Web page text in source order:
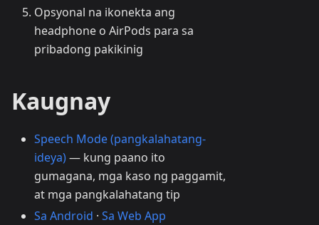
Opsyonal na ikonekta ang
headphone o AirPods para sa
pribadong pakikinig
Kaugnay
Speech Mode (pangkalahatang-
ideya)— kung paano ito
gumagana, mga kaso ng paggamit,
at mga pangkalahatang tip
Sa Android · Sa Web App